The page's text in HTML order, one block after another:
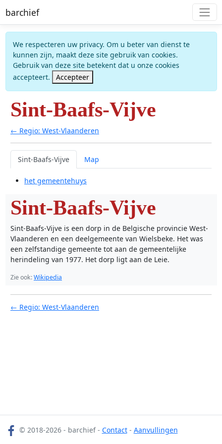
barchief
We respecteren uw privacy. Om u beter van dienst te
kunnen zijn, maakt deze site gebruik van cookies.
Gebruik van deze site betekent dat u onze cookies
accepteert.
Accepteer
Sint-Baafs-Vijve
← Regio: West-Vlaanderen
Sint-Baafs-Vijve Map
het gemeentehuys
Sint-Baafs-Vijve
Sint-Baafs-Vijve is een dorp in de Belgische provincie West-
Vlaanderen en een deelgemeente van Wielsbeke. Het was
een zelfstandige gemeente tot aan de gemeentelijke
herindeling van 1977. Het dorp ligt aan de Leie.
Zie ook:Wikipedia
← Regio: West-Vlaanderen
© 2018-2026 - barchief - Contact- Aanvullingen